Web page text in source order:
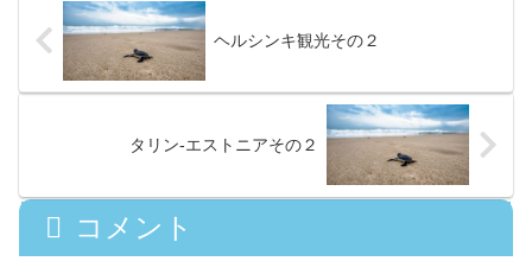
ヘルシンキ観光その２
タリン-エストニアその２
コメント